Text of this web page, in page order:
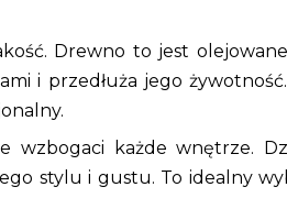
Drewno to jest
i przedłuża jego żywotność.
każde wnętrze.
stylu i gustu. To idealny